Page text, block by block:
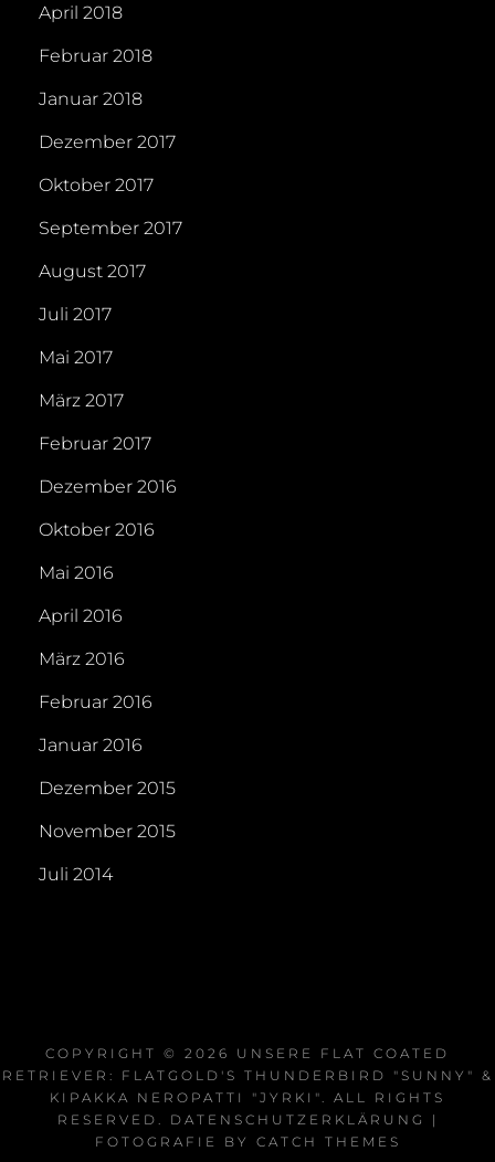
April 2018
Februar 2018
Januar 2018
Dezember 2017
Oktober 2017
September 2017
August 2017
Juli 2017
Mai 2017
März 2017
Februar 2017
Dezember 2016
Oktober 2016
Mai 2016
April 2016
März 2016
Februar 2016
Januar 2016
Dezember 2015
November 2015
Juli 2014
COPYRIGHT © 2026 UNSERE FLAT COATED
RETRIEVER: FLATGOLD'S THUNDERBIRD "SUNNY" &
KIPAKKA NEROPATTI "JYRKI". ALL RIGHTS
RESERVED. DATENSCHUTZERKLÄRUNG
|
FOTOGRAFIE BY CATCH THEMES